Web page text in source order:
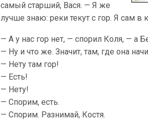
самый старший, Вася. — Я же
лучше знаю: реки текут с гор. Я сам в
— А у нас гор нет, — спорил Коля, — а
— Ну и что же. Значит, там, где она
— Нету там гор!
— Есть!
— Нету!
— Спорим, есть.
— Спорим. Разнимай, Костя.